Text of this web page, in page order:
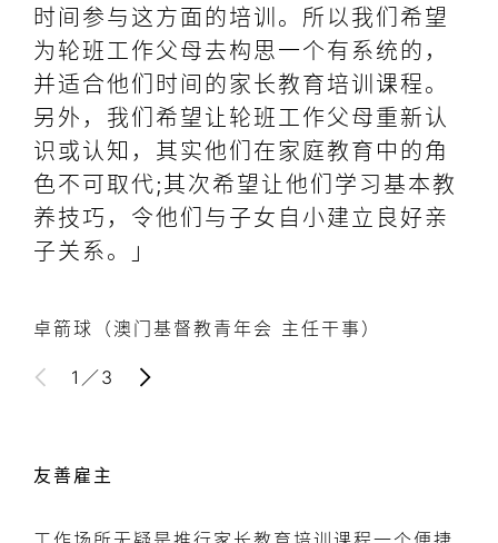
时间参与这方面的培训。所以我们希望
为轮班工作父母去构思一个有系统的，
并适合他们时间的家长教育培训课程。
另外，我们希望让轮班工作父母重新认
识或认知，其实他们在家庭教育中的角
色不可取代;其次希望让他们学习基本教
养技巧，令他们与子女自小建立良好亲
子关系。」
卓箭球（澳门基督教青年会 主任干事）
1 ／3
友善雇主